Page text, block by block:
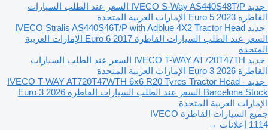
جديد IVECO S-Way AS440S48T/P السعر عند الطلب السيارات
القاطرة 2023
Euro 5 الإمارات العربية المتحدة
جديد IVECO Stralis AS440S46T/P with Adblue 4X2 Tractor Head
السعر عند الطلب السيارات القاطرة 2017
Euro 6 الإمارات العربية
المتحدة
جديد IVECO T-WAY AT720T47TH
السعر عند الطلب السيارات
القاطرة 2026
Euro 3 الإمارات العربية المتحدة
جديد IVECO T-WAY AT720T47WTH 6x6 R20 Tyres Tractor Head -
Barcelona Stock السعر عند الطلب السيارات القاطرة 2026
Euro 3
الإمارات العربية المتحدة
جميع السيارات القاطرة IVECO
1114 إعلانات →